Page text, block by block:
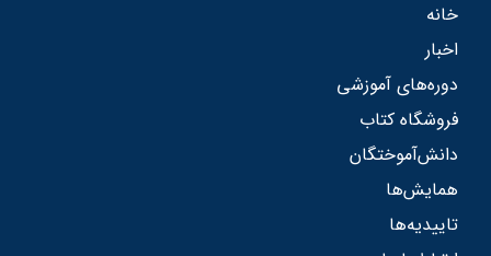
خانه
اخبار
دوره‌های آموزشی
فروشگاه کتاب
دانش‌آموختگان
همایش‌ها
تاییدیه‌ها